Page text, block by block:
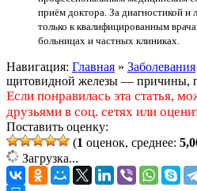
приём доктора. За диагностикой и
только к квалифицированным
больницах и частных клиниках.
Навигация: Главная » Заболевания
щитовидной железы — причины,
Если понравилась эта статья,
друзьями в соц. сетях или
Поставить оценку:
(1 оценок, среднее:
Загрузка...